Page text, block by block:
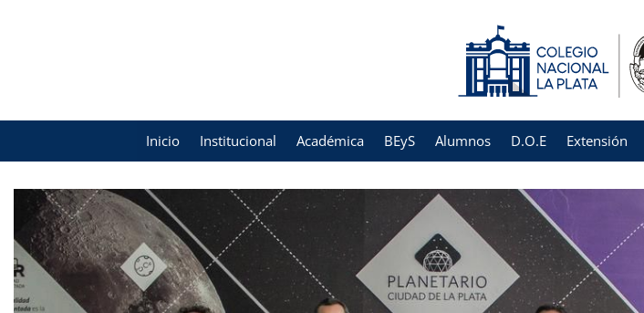
Inicio Institucional Académica BEyS Alumnos D.O.E Extensión